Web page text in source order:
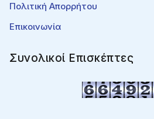
Πολιτική Απορρήτου
Επικοινωνία
Συνολικοί Επισκέπτες